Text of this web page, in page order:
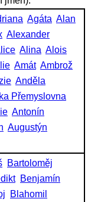
Agáta Alan
Alexander
Alina Alois
Amát Ambrož
Anděla
Přemyslovna
Antonín
Augustýn
Bartoloměj
Benjamín
Blahomil